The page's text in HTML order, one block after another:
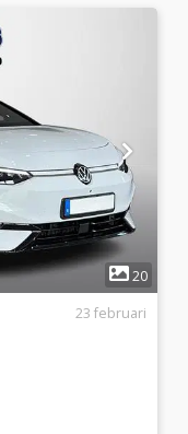
20
23 februari